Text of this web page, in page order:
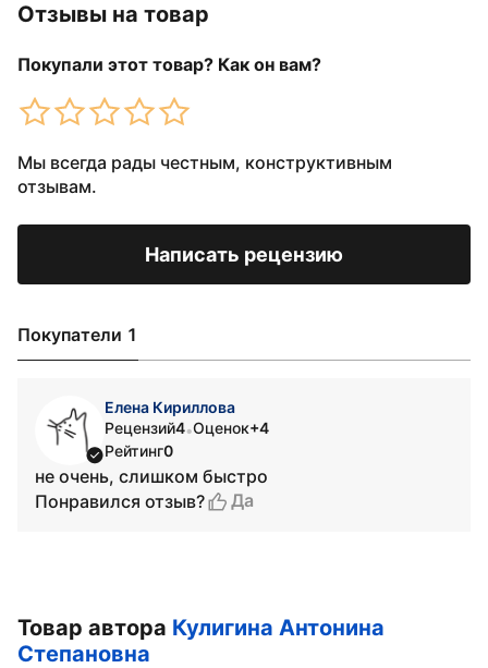
Отзывы на товар
Покупали этот товар? Как он вам?
Мы всегда рады честным, конструктивным
отзывам.
Написать рецензию
Покупатели 1
Елена Кириллова
Рецензий4•Оценок+4
Рейтинг0
не очень, слишком быстро
Понравился отзыв?
Да
Товар автора Кулигина Антонина
Степановна